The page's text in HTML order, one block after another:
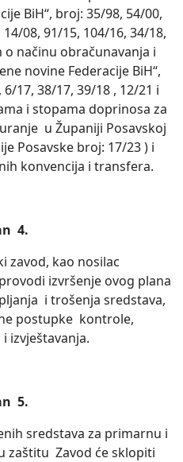
BiH“, broj: 35/98, 54/00,
08, 91/15, 104/16, 34/18,
načinu obračunavanja i
novine Federacije BiH“,
17, 38/17, 39/18 , 12/21 i
i stopama doprinosa za
u Županiji Posavskoj
Posavske broj: 17/23 ) i
konvencija i transfera.
4.
kao nosilac
izvršenje ovog plana
i trošenja sredstava,
postupke kontrole,
izvještavanja.
5.
za primarnu i
zaštitu Zavod će sklopiti